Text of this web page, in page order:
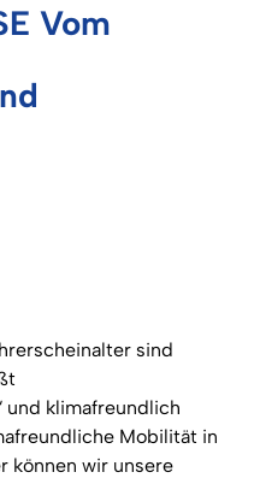
Vom
sind
und klimafreundlich
Mobilität in
können wir unsere